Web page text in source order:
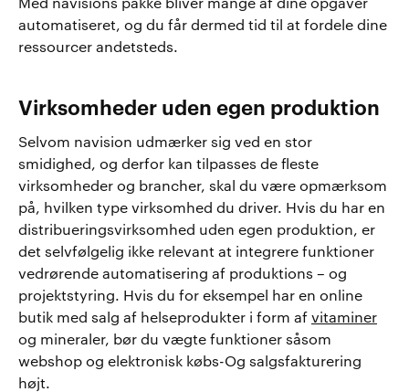
Med navisions pakke bliver mange af dine opgaver
automatiseret, og du får dermed tid til at fordele dine
ressourcer andetsteds.
Virksomheder uden egen produktion
Selvom navision udmærker sig ved en stor
smidighed, og derfor kan tilpasses de fleste
virksomheder og brancher, skal du være opmærksom
på, hvilken type virksomhed du driver. Hvis du har en
distribueringsvirksomhed uden egen produktion, er
det selvfølgelig ikke relevant at integrere funktioner
vedrørende automatisering af produktions – og
projektstyring. Hvis du for eksempel har en online
butik med salg af helseprodukter i form af vitaminer
og mineraler, bør du vægte funktioner såsom
webshop og elektronisk købs-Og salgsfakturering
højt.